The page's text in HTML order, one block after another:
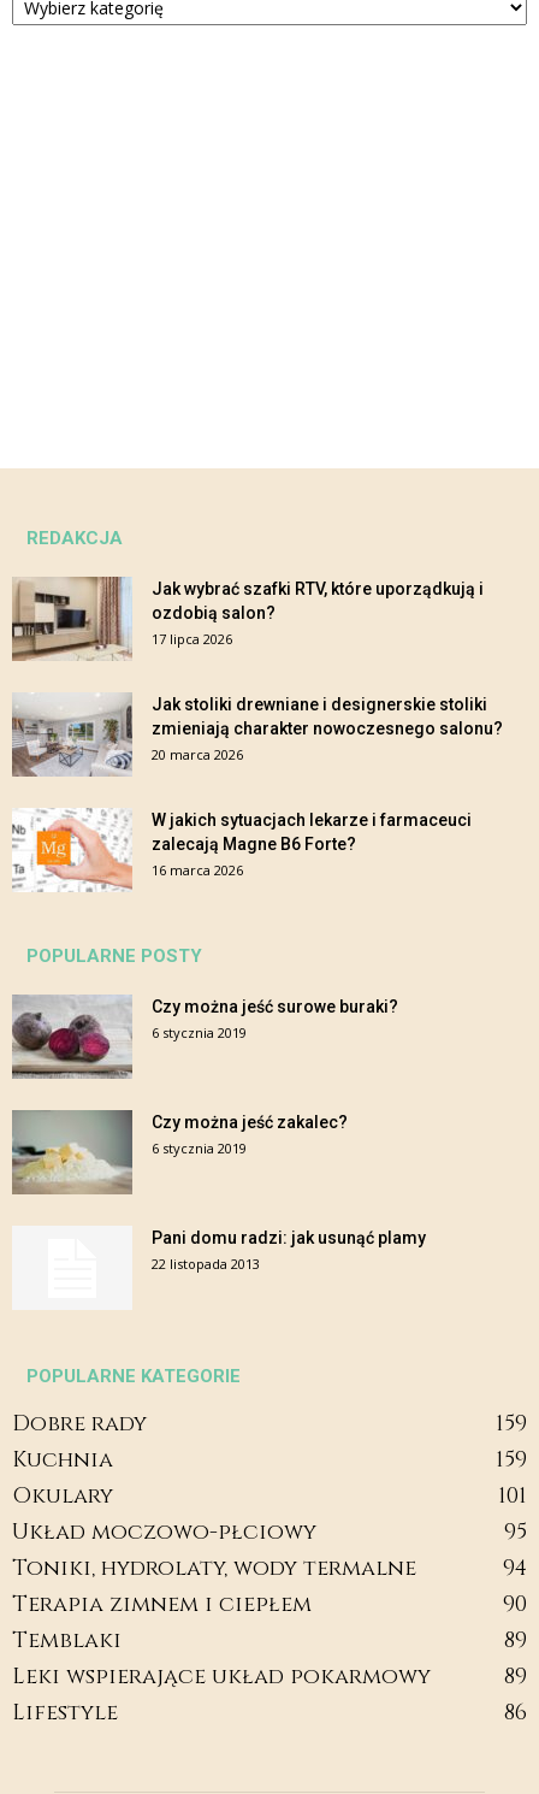
REDAKCJA
Jak wybrać szafki RTV, które uporządkują i
ozdobią salon?
17 lipca 2026
Jak stoliki drewniane i designerskie stoliki
zmieniają charakter nowoczesnego salonu?
20 marca 2026
W jakich sytuacjach lekarze i farmaceuci
zalecają Magne B6 Forte?
16 marca 2026
POPULARNE POSTY
Czy można jeść surowe buraki?
6 stycznia 2019
Czy można jeść zakalec?
6 stycznia 2019
Pani domu radzi: jak usunąć plamy
22 listopada 2013
POPULARNE KATEGORIE
Dobre rady
159
Kuchnia
159
Okulary
101
Układ moczowo-płciowy
95
Toniki, hydrolaty, wody termalne
94
Terapia zimnem i ciepłem
90
Temblaki
89
Leki wspierające układ pokarmowy
89
Lifestyle
86